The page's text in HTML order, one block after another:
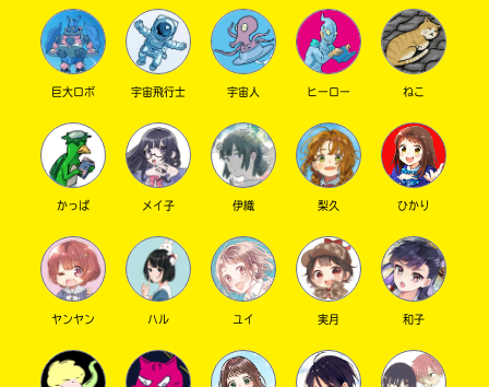
このマチのことを
もっと知りたい
キミに
巨大ロボ 宇宙飛行士 宇宙人 ヒーロー ねこ
かっぱ メイ子 伊織 梨久 ひかり
ヤンヤン ハル ユイ 実月 和子